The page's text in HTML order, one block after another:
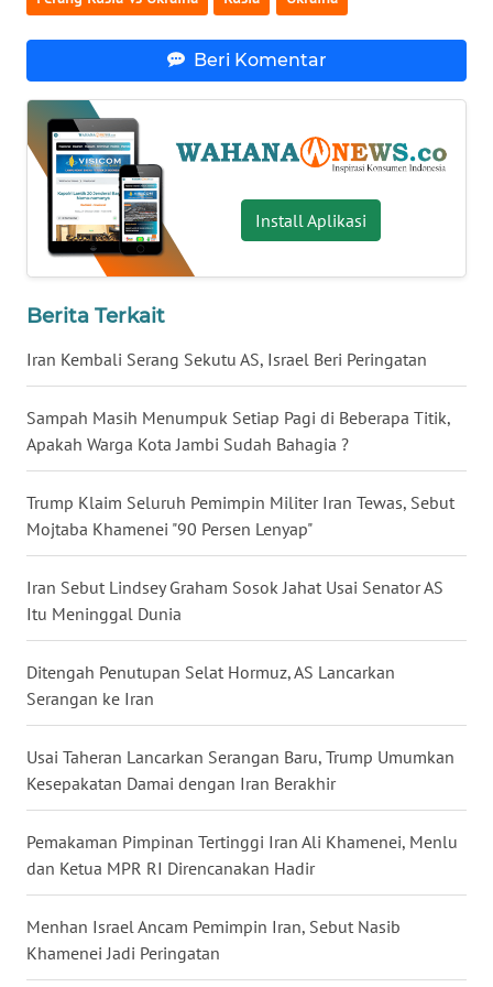
Beri Komentar
Install Aplikasi
Berita Terkait
Iran Kembali Serang Sekutu AS, Israel Beri Peringatan
Sampah Masih Menumpuk Setiap Pagi di Beberapa Titik,
Apakah Warga Kota Jambi Sudah Bahagia ?
Trump Klaim Seluruh Pemimpin Militer Iran Tewas, Sebut
Mojtaba Khamenei "90 Persen Lenyap"
Iran Sebut Lindsey Graham Sosok Jahat Usai Senator AS
Itu Meninggal Dunia
Ditengah Penutupan Selat Hormuz, AS Lancarkan
Serangan ke Iran
Usai Taheran Lancarkan Serangan Baru, Trump Umumkan
Kesepakatan Damai dengan Iran Berakhir
Pemakaman Pimpinan Tertinggi Iran Ali Khamenei, Menlu
dan Ketua MPR RI Direncanakan Hadir
Menhan Israel Ancam Pemimpin Iran, Sebut Nasib
Khamenei Jadi Peringatan
WN
WN
JAMBI
WN
SULTRA
WN
NTB
WN
SULTENG
WN
SULBAR
WN
WN
WN
SUMSEL
WN
BENGKULU
WN
LAMPUNG
WN
JATENG